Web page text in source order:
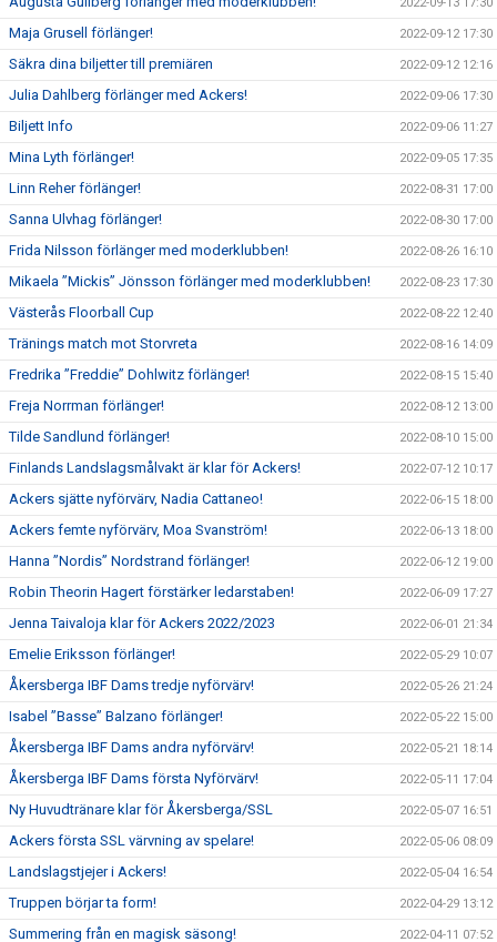
2022-09-13 17:30
Maja Grusell förlänger! 2022-09-12 17:30
Säkra dina biljetter till premiären 2022-09-12 12:16
Julia Dahlberg förlänger med Ackers! 2022-09-06 17:30
Biljett Info 2022-09-06 11:27
Mina Lyth förlänger! 2022-09-05 17:35
Linn Reher förlänger! 2022-08-31 17:00
Sanna Ulvhag förlänger! 2022-08-30 17:00
Frida Nilsson förlänger med moderklubben! 2022-08-26 16:10
Mikaela ”Mickis” Jönsson förlänger med moderklubben! 2022-08-23 17:30
Västerås Floorball Cup 2022-08-22 12:40
Tränings match mot Storvreta 2022-08-16 14:09
Fredrika ”Freddie” Dohlwitz förlänger! 2022-08-15 15:40
Freja Norrman förlänger! 2022-08-12 13:00
Tilde Sandlund förlänger! 2022-08-10 15:00
Finlands Landslagsmålvakt är klar för Ackers! 2022-07-12 10:17
Ackers sjätte nyförvärv, Nadia Cattaneo! 2022-06-15 18:00
Ackers femte nyförvärv, Moa Svanström! 2022-06-13 18:00
Hanna ”Nordis” Nordstrand förlänger! 2022-06-12 19:00
Robin Theorin Hagert förstärker ledarstaben! 2022-06-09 17:27
Jenna Taivaloja klar för Ackers 2022/2023 2022-06-01 21:34
Emelie Eriksson förlänger! 2022-05-29 10:07
Åkersberga IBF Dams tredje nyförvärv! 2022-05-26 21:24
Isabel ”Basse” Balzano förlänger! 2022-05-22 15:00
Åkersberga IBF Dams andra nyförvärv! 2022-05-21 18:14
Åkersberga IBF Dams första Nyförvärv! 2022-05-11 17:04
Ny Huvudtränare klar för Åkersberga/SSL 2022-05-07 16:51
Ackers första SSL värvning av spelare! 2022-05-06 08:09
Landslagstjejer i Ackers! 2022-05-04 16:54
Truppen börjar ta form! 2022-04-29 13:12
Summering från en magisk säsong! 2022-04-11 07:52